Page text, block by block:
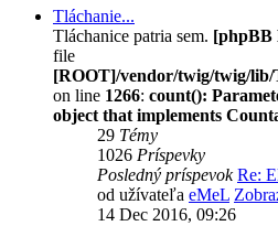
Tláchanie...
Tláchanice patria sem. [phpBB
file
[ROOT]/vendor/twig/twig/
on line 1266: count():
object that implements
29 Témy
1026 Príspevky
Posledný príspevok Re:
od užívateľa eMeL
14 Dec 2016, 09:26